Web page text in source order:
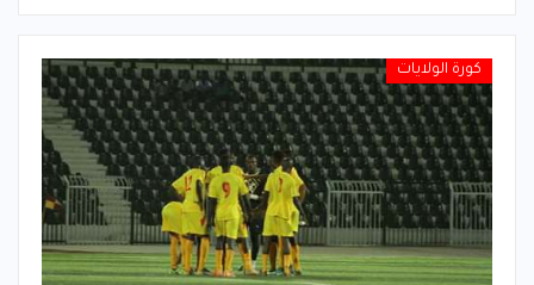
كورة الولايات